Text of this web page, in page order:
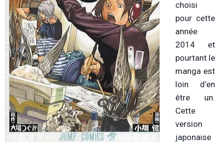
choisi
pour cette
année
2014 et
pourtant le
manga est
loin d’en
être un.
Cette
version
japonaise